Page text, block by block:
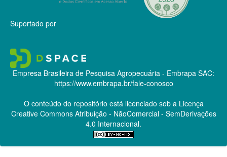
Suportado por
Empresa Brasileira de Pesquisa Agropecuária - Embrapa SAC:
https://www.embrapa.br/fale-conosco
O conteúdo do repositório está licenciado sob a Licença
Creative CommonsAtribuição - NãoComercial - SemDerivações
4.0 Internacional.